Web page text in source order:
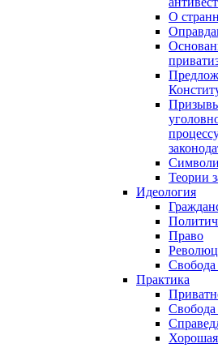
О
Теории
Идеология
Право
Свобода
Практика
Свобода